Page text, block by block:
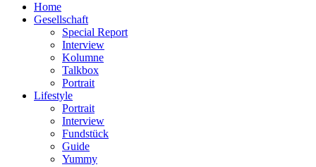
Home
Gesellschaft
Special Report
Interview
Kolumne
Talkbox
Portrait
Lifestyle
Portrait
Interview
Fundstück
Guide
Yummy